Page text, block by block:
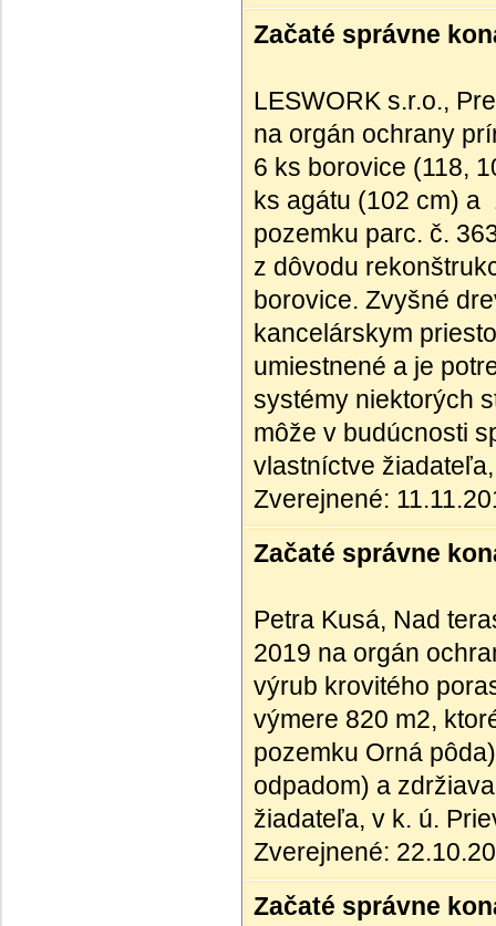
Začaté správne
LESWORK s.r.o.,
na orgán ochrany
6 ks borovice (118,
ks agátu (102 cm) a
pozemku parc. č.
z dôvodu
borovice. Zvyšné
kancelárskym
umiestnené a je
systémy niektorých
môže v budúcnosti
vlastníctve
Zverejnené:
Začaté správne
Petra Kusá, Nad
2019 na orgán
výrub krovitého
výmere 820 m2,
pozemku Orná
odpadom) a
žiadateľa, v k. ú.
Zverejnené:
Začaté správne